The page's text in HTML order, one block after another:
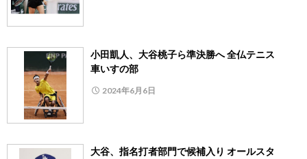
小田凱人、大谷桃子ら準決勝へ 全仏テニス
車いすの部
2024年6月6日
大谷、指名打者部門で候補入り オールスタ